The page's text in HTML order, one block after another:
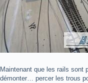
Maintenant que les rails sont
démonter… percer les trous